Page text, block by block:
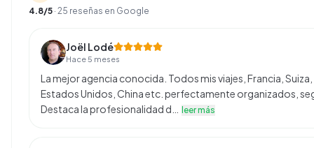
4.8/5 · 25 reseñas en Google
Joël Lodé
Hace 5 meses
La mejor agencia conocida. Todos mis viajes, Francia,
Estados Unidos, China etc. perfectamente organizados,
Destaca la profesionalidad d…
leer más